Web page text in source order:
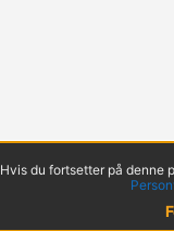
Hvis du fortsetter på denne